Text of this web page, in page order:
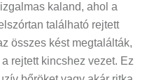
található rejtett
összes kést megtalálták,
rejtett kincshez vezet. Ez
bőröket vagy akár ritka